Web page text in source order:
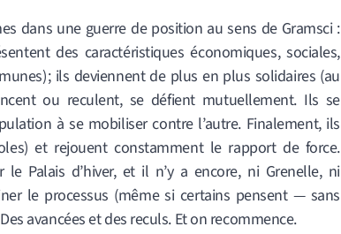
dans une guerre de position au sens de Gramsci :
des caractéristiques économiques, sociales,
; ils deviennent de plus en plus solidaires (au
ou reculent, se défient mutuellement. Ils se
à se mobiliser contre l’autre. Finalement, ils
et rejouent constamment le rapport de force.
Palais d’hiver, et il n’y a encore, ni Grenelle, ni
le processus (même si certains pensent — sans
avancées et des reculs. Et on recommence.